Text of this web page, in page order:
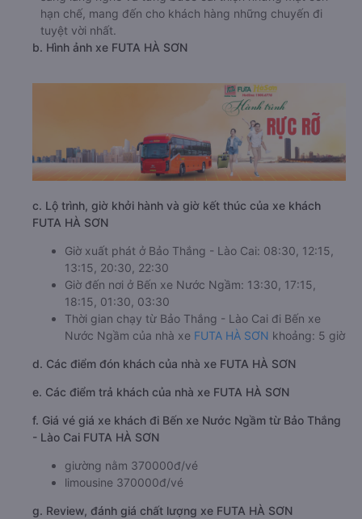
hạn chế, mang đến cho khách hàng những chuyến đi
tuyệt vời nhất.
b. Hình ảnh xe FUTA HÀ SƠN
c. Lộ trình, giờ khởi hành và giờ kết thúc của xe khách
FUTA HÀ SƠN
Giờ xuất phát ở Bảo Thắng - Lào Cai: 08:30, 12:15,
13:15, 20:30, 22:30
Giờ đến nơi ở Bến xe Nước Ngầm: 13:30, 17:15,
18:15, 01:30, 03:30
Thời gian chạy từ Bảo Thắng - Lào Cai đi Bến xe
Nước Ngầm của nhà xe FUTA HÀ SƠN khoảng: 5 giờ
d. Các điểm đón khách của nhà xe FUTA HÀ SƠN
e. Các điểm trả khách của nhà xe FUTA HÀ SƠN
f. Giá vé giá xe khách đi Bến xe Nước Ngầm từ Bảo Thắng
- Lào Cai FUTA HÀ SƠN
giường nằm 370000đ/vé
limousine 370000đ/vé
g. Review, đánh giá chất lượng xe FUTA HÀ SƠN